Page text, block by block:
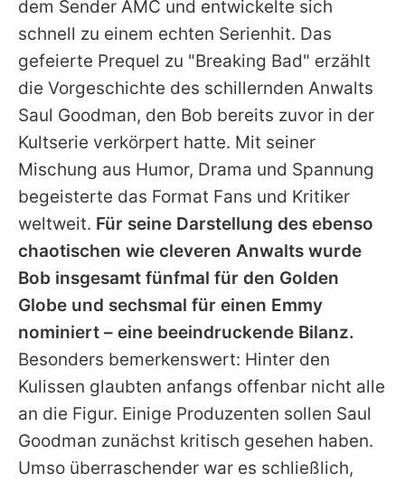
dem Sender AMC und entwickelte sich
schnell zu einem echten Serienhit. Das
gefeierte Prequel zu "Breaking Bad" erzählt
die Vorgeschichte des schillernden Anwalts
Saul Goodman, den Bob bereits zuvor in der
Kultserie verkörpert hatte. Mit seiner
Mischung aus Humor, Drama und Spannung
begeisterte das Format Fans und Kritiker
weltweit. Für seine Darstellung des ebenso
chaotischen wie cleveren Anwalts wurde
Bob insgesamt fünfmal für den Golden
Globe und sechsmal für einen Emmy
nominiert – eine beeindruckende Bilanz.
Besonders bemerkenswert: Hinter den
Kulissen glaubten anfangs offenbar nicht alle
an die Figur. Einige Produzenten sollen Saul
Goodman zunächst kritisch gesehen haben.
Umso überraschender war es schließlich,